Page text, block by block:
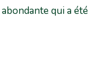
qui a été